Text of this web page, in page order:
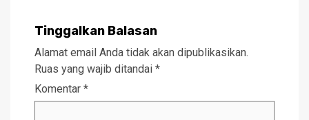
Tinggalkan Balasan
Alamat email Anda tidak akan dipublikasikan.
Ruas yang wajib ditandai *
Komentar *